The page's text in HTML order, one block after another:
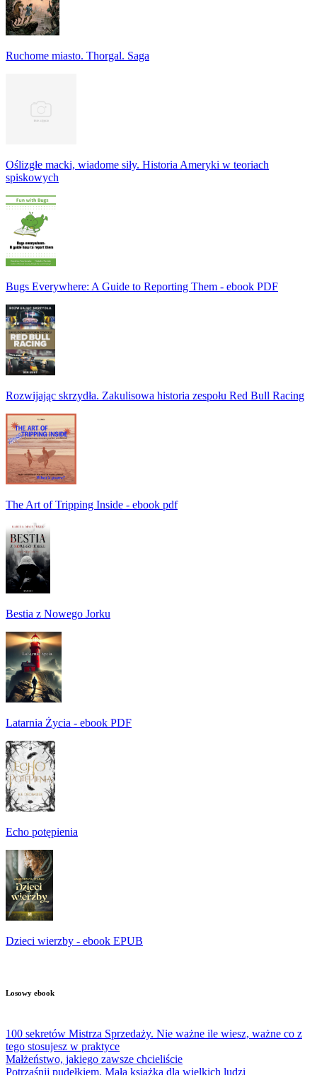
Ruchome miasto. Thorgal. Saga
Oślizgłe macki, wiadome siły. Historia Ameryki w teoriach
spiskowych
Bugs Everywhere: A Guide to Reporting Them - ebook PDF
Rozwijając skrzydła. Zakulisowa historia zespołu Red Bull Racing
The Art of Tripping Inside - ebook pdf
Bestia z Nowego Jorku
Latarnia Życia - ebook PDF
Echo potępienia
Dzieci wierzby - ebook EPUB
Losowy ebook
100 sekretów Mistrza Sprzedaży. Nie ważne ile wiesz, ważne co z
tego stosujesz w praktyce
Małżeństwo, jakiego zawsze chcieliście
Potrząśnij pudełkiem. Mała książka dla wielkich ludzi